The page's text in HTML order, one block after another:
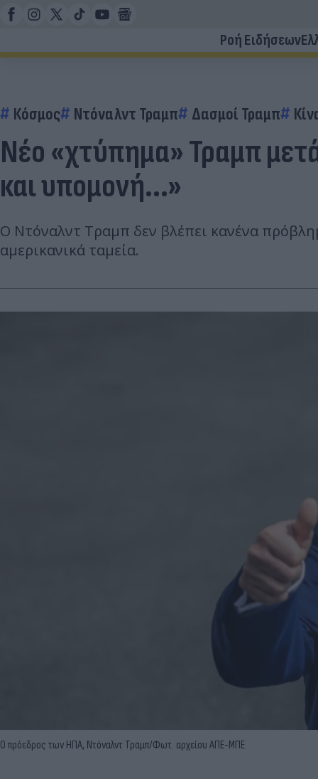
Ροή Ειδήσεων
Κόσμος Ντόναλντ Τραμπ Δασμοί Τραμπ
Νέο «χτύπημα» Τραμπ
και υπομονή...»
Ο Ντόναλντ Τραμπ δεν βλέπει κανένα
αμερικανικά ταμεία.
Ο πρόεδρος των ΗΠΑ, Ντόναλντ Τραμπ/Φωτ. αρχείου ΑΠΕ-ΜΠΕ